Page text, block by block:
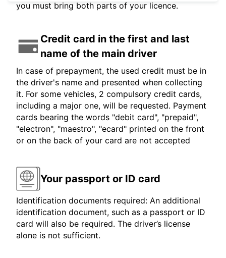
you must bring both parts of your licence.
Credit card in the first and last
name of the main driver
In case of prepayment, the used credit must be in
the driver's name and presented when collecting
it. For some vehicles, 2 compulsory credit cards,
including a major one, will be requested. Payment
cards bearing the words "debit card", "prepaid",
"electron", "maestro", "ecard" printed on the front
or on the back of your card are not accepted
Your passport or ID card
Identification documents required: An additional
identification document, such as a passport or ID
card will also be required. The driver’s license
alone is not sufficient.